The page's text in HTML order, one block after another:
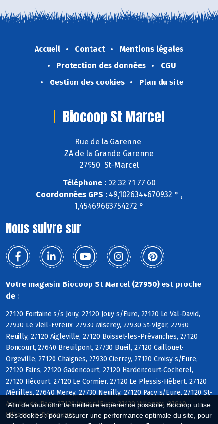
Afin de vous offrir la meilleure expérience possible, Biocoop utilise
des cookies : pour assurer une performance optimale du site, pour
Accueil Contact
Mentions légales
Protection des données
CGU
Gestion des cookies
Plan du site
Biocoop St Marcel
Rue de la Garenne
ZA de la Grande Garenne
27950 St-Marcel
Téléphone :02 32 71 77 60
Coordonnées GPS :49,1026344670932 ° ,
1,45469663754272 °
Nous suivre sur
Votre magasin Biocoop St Marcel (27950) est proche
de :
27120 Fontaine s/s Jouy, 27120 Jouy s/Eure, 27120 Le Val-David,
27930 Le Vieil-Evreux, 27930 Miserey, 27930 St-Vigor, 27930
Reuilly, 27120 Aigleville, 27120 Boisset-les-Prévanches, 27120
Boncourt, 27640 Breuilpont, 27730 Bueil, 27120 Caillouet-
Orgeville, 27120 Chaignes, 27930 Cierrey, 27120 Croisy s/Eure,
27120 Fains, 27120 Gadencourt, 27120 Hardencourt-Cocherel,
27120 Hécourt, 27120 Le Cormier, 27120 Le Plessis-Hébert, 27120
Ménilles, 27640 Merey, 27730 Neuilly, 27120 Pacy s/Eure, 27120 St-
Aquilin-de-Pacy, 27120 Vaux s/Eure, 27120 Villegats, 27640
Villiers-en-Désoeuvre